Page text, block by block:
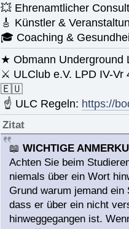
💥 Ehrenamtlicher
🎸 Künstler &
🎓 Coaching &
★ Obmann Underground
⚔ ULClub e.V. LPD IV-
🇪🇺
☝ ULC Regeln: https://
Zitat
📖WICHTIGE
Achten Sie beim
niemals über ein Wort
Grund warum jemand
dass er über ein nicht
hinweggegangen ist.